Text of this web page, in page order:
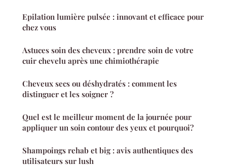
Epilation lumière pulsée : innovant et efficace pour
chez vous
Astuces soin des cheveux : prendre soin de votre
cuir chevelu après une chimiothérapie
Cheveux secs ou déshydratés : comment les
distinguer et les soigner ?
Quel est le meilleur moment de la journée pour
appliquer un soin contour des yeux et pourquoi?
Shampoings rehab et big : avis authentiques des
utilisateurs sur lush